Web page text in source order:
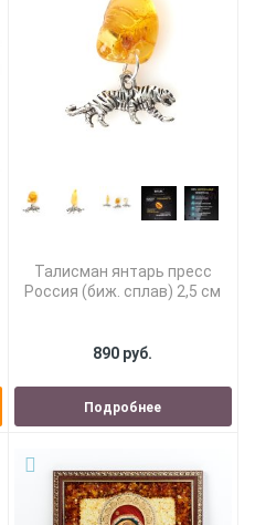
Талисман янтарь пресс
Россия (биж. сплав) 2,5 см
890 руб.
Подробнее